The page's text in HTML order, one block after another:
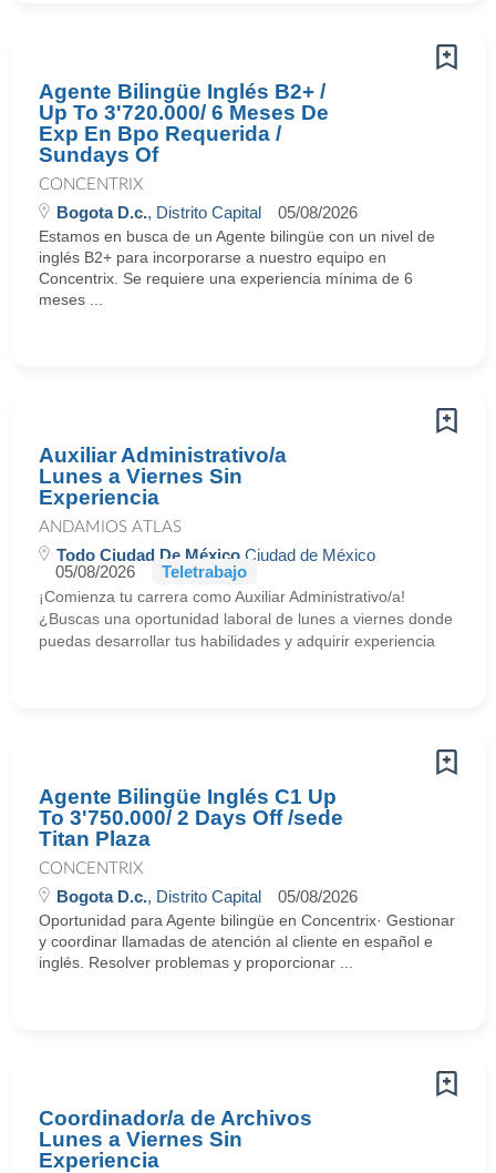
Agente Bilingüe Inglés B2+ /
Up To 3'720.000/ 6 Meses De
Exp En Bpo Requerida /
Sundays Of
CONCENTRIX
Bogota D.c., Distrito Capital 05/08/2026
Estamos en busca de un Agente bilingüe con un nivel de
inglés B2+ para incorporarse a nuestro equipo en
Concentrix. Se requiere una experiencia mínima de 6
meses ...
Auxiliar Administrativo/a
Lunes a Viernes Sin
Experiencia
ANDAMIOS ATLAS
Todo Ciudad De México Ciudad de México
05/08/2026
Teletrabajo
¡Comienza tu carrera como Auxiliar Administrativo/a!
¿Buscas una oportunidad laboral de lunes a viernes donde
puedas desarrollar tus habilidades y adquirir experiencia
Agente Bilingüe Inglés C1 Up
To 3'750.000/ 2 Days Off /sede
Titan Plaza
CONCENTRIX
Bogota D.c., Distrito Capital 05/08/2026
Oportunidad para Agente bilingüe en Concentrix· Gestionar
y coordinar llamadas de atención al cliente en español e
inglés. Resolver problemas y proporcionar ...
Coordinador/a de Archivos
Lunes a Viernes Sin
Experiencia